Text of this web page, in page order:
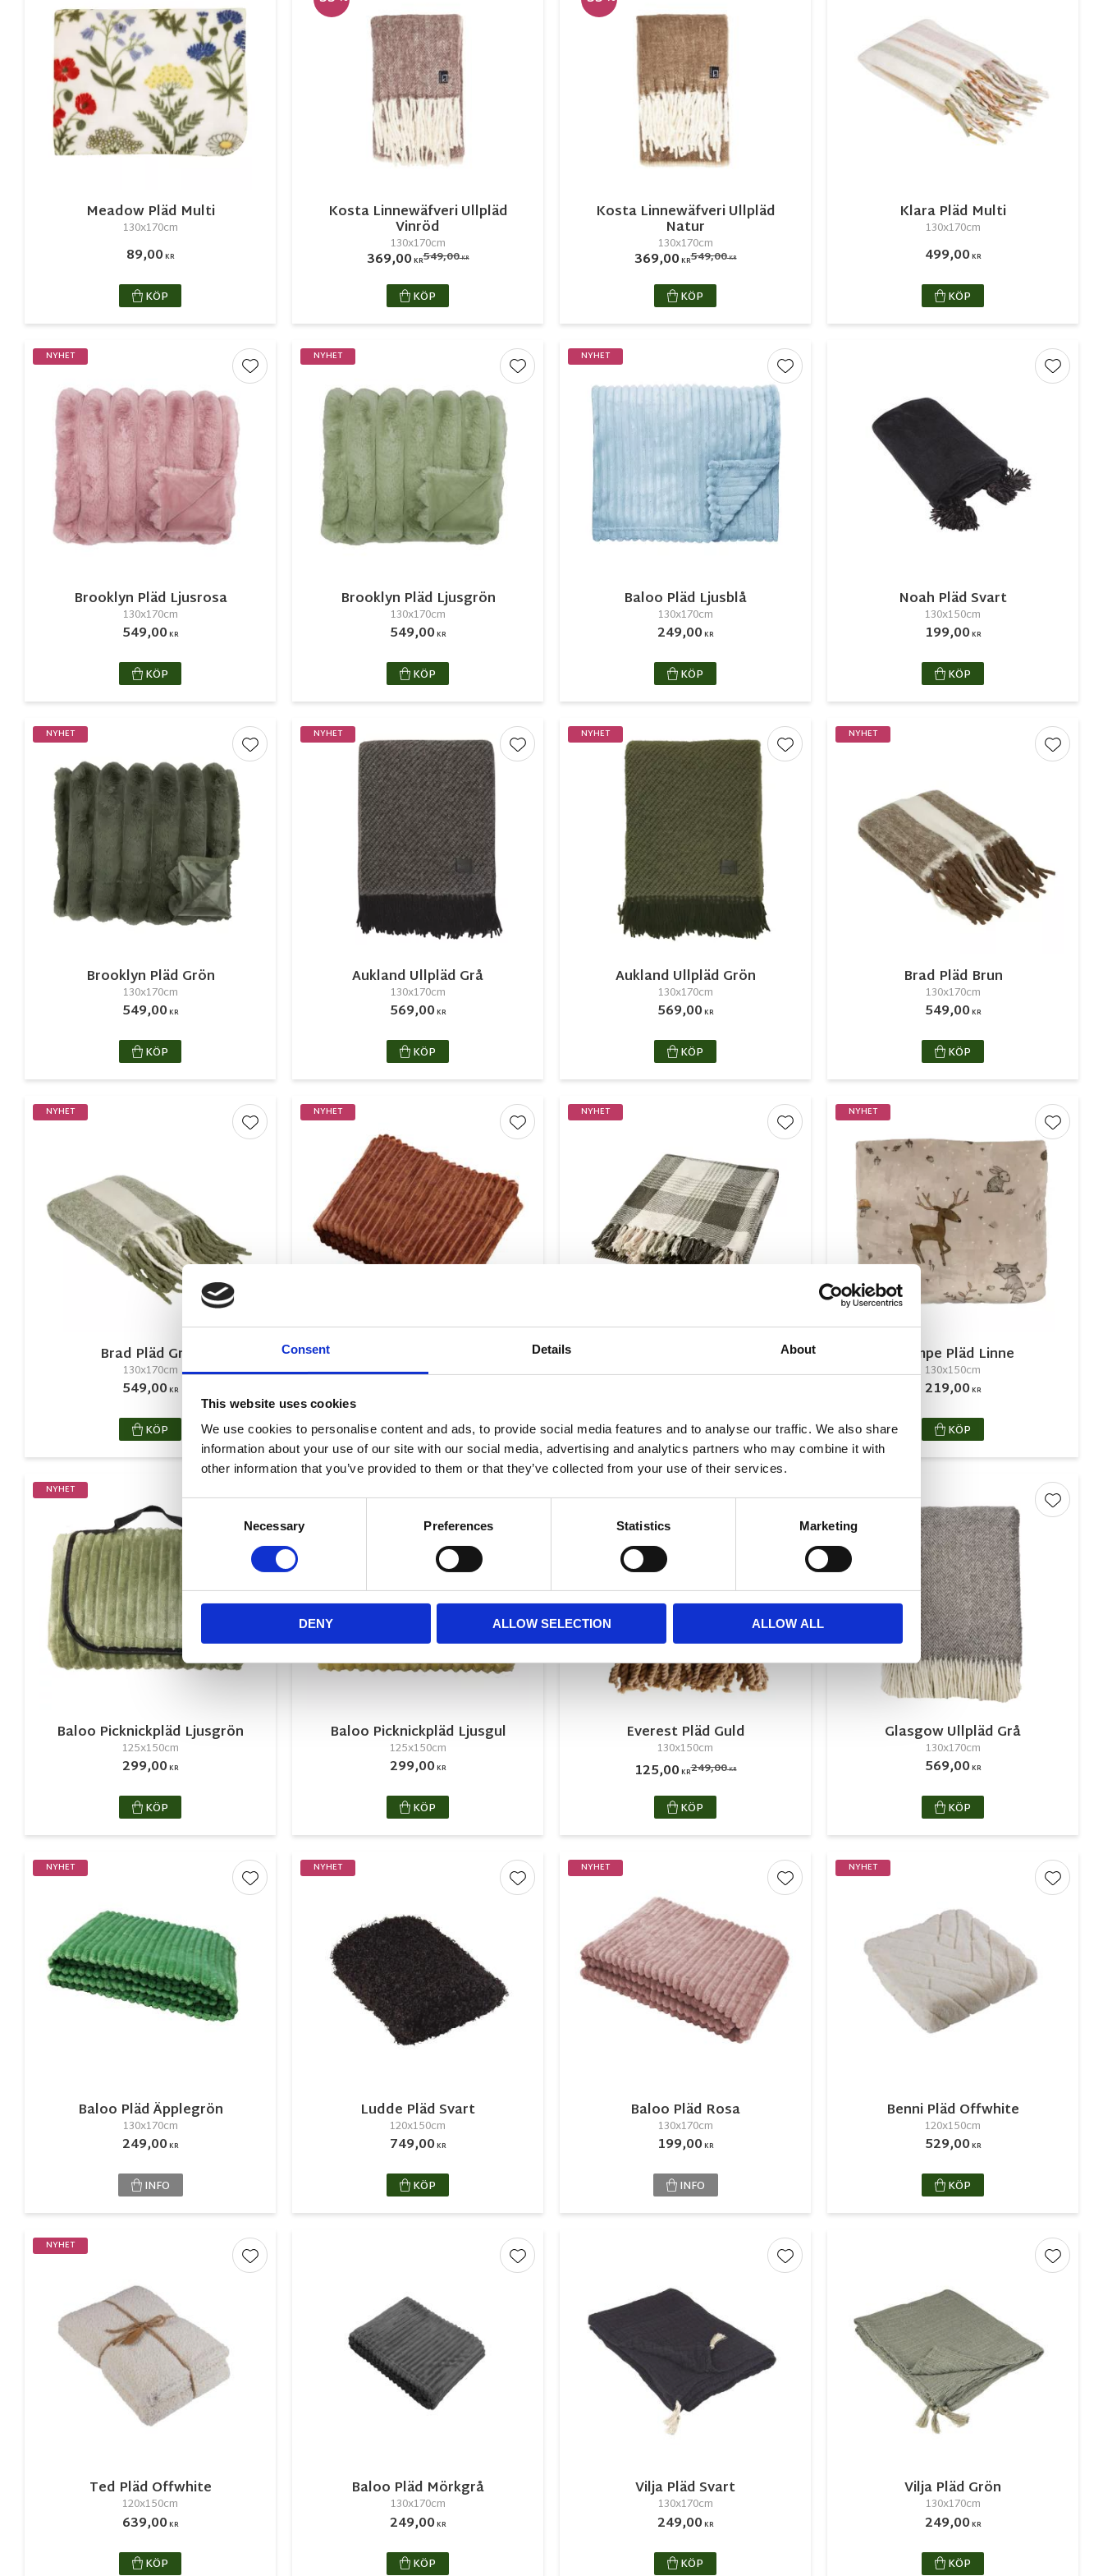
Consent Details About
This website uses cookies
We use cookies to personalise content and ads, to provide social media features and to analyse our traffic. We also share
information about your use of our site with our social media, advertising and analytics partners who may combine it with
other information that you’ve provided to them or that they’ve collected from your use of their services.
Selection
Necessary Preferences Statistics Marketing
DENY ALLOW SELECTION ALLOW ALL
Meadow Pläd Multi
130x170cm
89,00KR
KÖP
Kosta Linnewäfveri Ullpläd
Vinröd
130x170cm
369,00KR549,00KR
KÖP
Kosta Linnewäfveri Ullpläd
Natur
130x170cm
369,00KR549,00KR
KÖP
Klara Pläd Multi
130x170cm
499,00KR
KÖP
Brooklyn Pläd Ljusrosa
130x170cm
549,00KR
NYHET
Lägg till i favoriter
KÖP
Brooklyn Pläd Ljusgrön
130x170cm
549,00KR
NYHET
Lägg till i favoriter
KÖP
Baloo Pläd Ljusblå
130x170cm
249,00KR
NYHET
Lägg till i favoriter
KÖP
Noah Pläd Svart
130x150cm
199,00KR
Lägg
KÖP
Brooklyn Pläd Grön
130x170cm
549,00KR
NYHET
Lägg till i favoriter
KÖP
Aukland Ullpläd Grå
130x170cm
569,00KR
NYHET
Lägg till i favoriter
KÖP
Aukland Ullpläd Grön
130x170cm
569,00KR
NYHET
Lägg till i favoriter
KÖP
Brad Pläd Brun
130x170cm
549,00KR
NYHET
Lägg
KÖP
Brad Pläd Grön
130x170cm
549,00 KR
NYHET
Lägg till i favoriter
KÖP
130x170 cm
NYHET
Lägg till i favoriter
KÖP
150x125cm
NYHET
Lägg till i favoriter
KÖP
Stampe Pläd Linne
130x150cm
219,00KR
NYHET
Lägg
KÖP
Baloo Picknickpläd Ljusgrön
125x150cm
299,00KR
NYHET
KÖP
Baloo Picknickpläd Ljusgul
125x150cm
299,00KR
KÖP
Everest Pläd Guld
130x150cm
125,00KR249,00KR
KÖP
Glasgow Ullpläd Grå
130x170cm
569,00KR
Lägg
KÖP
Baloo Pläd Äpplegrön
130x170cm
249,00KR
NYHET
Lägg till i favoriter
INFO
Ludde Pläd Svart
120x150cm
749,00KR
NYHET
Lägg till i favoriter
KÖP
Baloo Pläd Rosa
130x170cm
199,00KR
NYHET
Lägg till i favoriter
INFO
Benni Pläd Offwhite
120x150cm
529,00KR
NYHET
Lägg
KÖP
Ted Pläd Offwhite
120x150cm
639,00KR
NYHET
Lägg till i favoriter
KÖP
Baloo Pläd Mörkgrå
130x170cm
249,00KR
Lägg till i favoriter
KÖP
Vilja Pläd Svart
130x170cm
249,00KR
Lägg till i favoriter
KÖP
Vilja Pläd Grön
130x170cm
249,00KR
Lägg
KÖP